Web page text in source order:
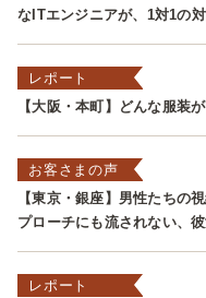
なITエンジニアが、1対1の
レポート
【大阪・本町】どんな服装
お客さまの声
【東京・銀座】男性たちの
プローチにも流されない、
レポート